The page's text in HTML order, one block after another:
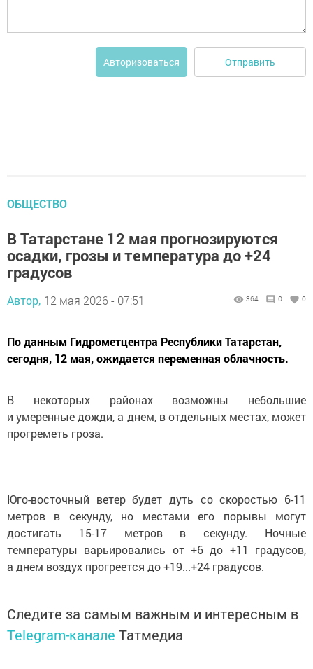
Авторизоваться Отправить
ОБЩЕСТВО
В Татарстане 12 мая прогнозируются
осадки, грозы и температура до +24
градусов
Автор, 12 мая 2026 - 07:51 364 0 0
По данным Гидрометцентра Республики Татарстан,
сегодня, 12 мая, ожидается переменная облачность.
В некоторых районах возможны небольшие
и умеренные дожди, а днем, в отдельных местах, может
прогреметь гроза.
Юго-восточный ветер будет дуть со скоростью 6-11
метров в секунду, но местами его порывы могут
достигать 15-17 метров в секунду. Ночные
температуры варьировались от +6 до +11 градусов,
а днем воздух прогреется до +19...+24 градусов.
Следите за самым важным и интересным в
Telegram-канале Татмедиа